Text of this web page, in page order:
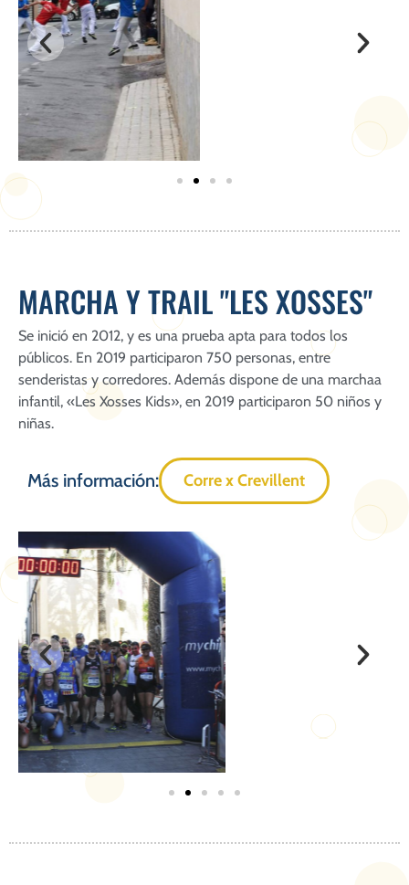
MARCHA Y TRAIL "LES XOSSES"
Se inició en 2012, y es una prueba apta para todos los
públicos. En 2019 participaron 750 personas, entre
senderistas y corredores. Además dispone de una marchaa
infantil, «Les Xosses Kids», en 2019 participaron 50 niños y
niñas.
Más información: Corre x Crevillent